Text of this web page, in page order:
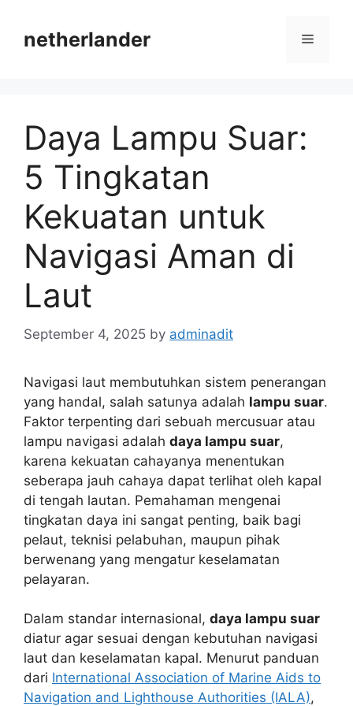
contentnetherlander Menu
Daya Lampu Suar:
5 Tingkatan
Kekuatan untuk
Navigasi Aman di
Laut
September 4, 2025 by adminadit
Navigasi laut membutuhkan sistem penerangan
yang handal, salah satunya adalah lampu suar.
Faktor terpenting dari sebuah mercusuar atau
lampu navigasi adalah daya lampu suar,
karena kekuatan cahayanya menentukan
seberapa jauh cahaya dapat terlihat oleh kapal
di tengah lautan. Pemahaman mengenai
tingkatan daya ini sangat penting, baik bagi
pelaut, teknisi pelabuhan, maupun pihak
berwenang yang mengatur keselamatan
pelayaran.
Dalam standar internasional, daya lampu suar
diatur agar sesuai dengan kebutuhan navigasi
laut dan keselamatan kapal. Menurut panduan
dari International Association of Marine Aids to
Navigation and Lighthouse Authorities (IALA),